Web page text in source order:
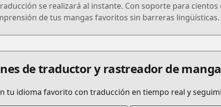
se realizará al instante. Con soporte para
de tus mangas favoritos sin barreras lingüísticas.
de traductor y rastreador de manga
tu idioma favorito con traducción en tiempo real y